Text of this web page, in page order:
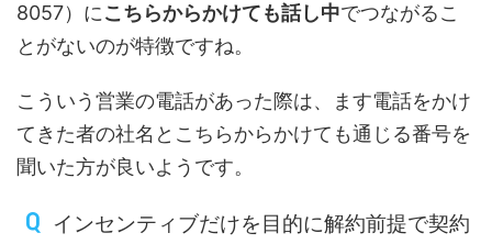
8057）にこちらからかけても話し中でつながるこ
とがないのが特徴ですね。
こういう営業の電話があった際は、ます電話をかけ
てきた者の社名とこちらからかけても通じる番号を
聞いた方が良いようです。
インセンティブだけを目的に解約前提で契約